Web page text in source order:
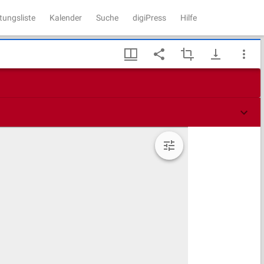
Kalender Suche digiPress Hilfe